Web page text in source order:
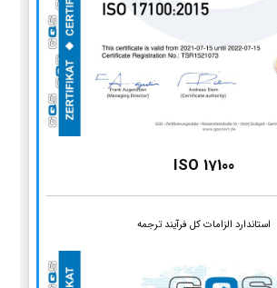
ISO 17100
استاندارد الزامات کل فرآیند ترجمه